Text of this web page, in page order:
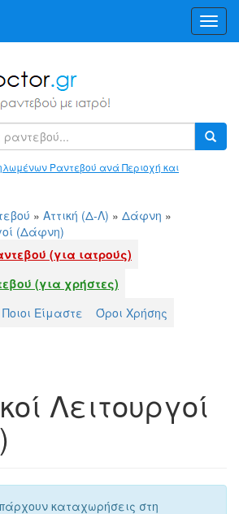
Ραντεβού ανά Περιοχή και
» Αττική (Δ-Λ) » Δάφνη »
(Δάφνη)
(για ιατρούς)
(για χρήστες)
Ποιοι Είμαστε
Όροι Χρήσης
Λειτουργοί
καταχωρήσεις στη